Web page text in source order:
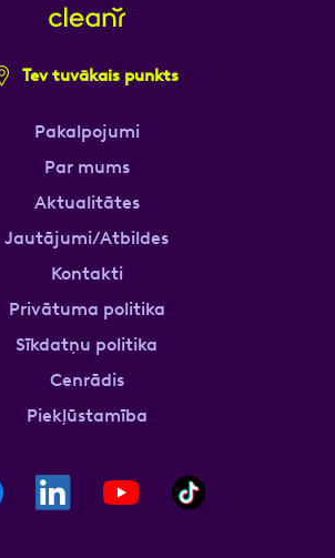
Tev tuvākais punkts
Pakalpojumi
Par mums
Aktualitātes
Jautājumi/Atbildes
Kontakti
Privātuma politika
Sīkdatņu politika
Cenrādis
Piekļūstamība